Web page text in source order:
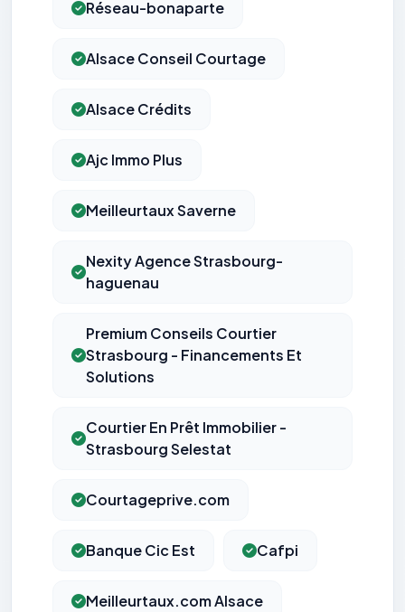
Réseau-bonaparte
Alsace Conseil Courtage
Alsace Crédits
Ajc Immo Plus
Meilleurtaux Saverne
Nexity Agence Strasbourg-
haguenau
Premium Conseils Courtier
Strasbourg - Financements Et
Solutions
Courtier En Prêt Immobilier -
Strasbourg Selestat
Courtageprive.com
Banque Cic Est Cafpi
Meilleurtaux.com Alsace